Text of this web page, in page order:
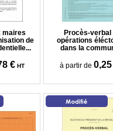
maires
de
€ HT
Procès-verbal
opérations
dans la
à partir de